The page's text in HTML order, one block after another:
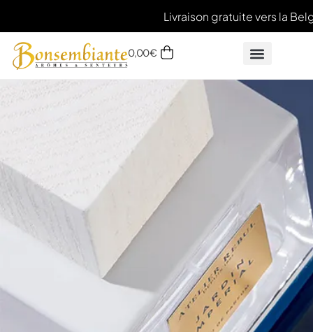
Livraison gratuite vers la
0,00€